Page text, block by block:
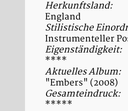
Herkunftsland:
England
Stilistische
Instrumenteller
Eigenständigkeit:
****
Aktuelles Album:
"Embers" (2008)
Gesamteindruck:
*****